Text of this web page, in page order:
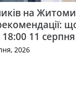
на
11 серпня
2026